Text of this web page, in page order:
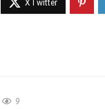
9